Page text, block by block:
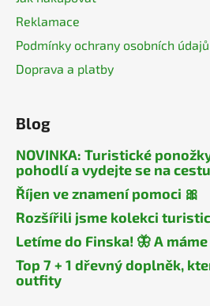
Reklamace
Podmínky ochrany osobních údajů
Doprava a platby
Blog
NOVINKA: Turistické
pohodlí a vydejte se na
Říjen ve znamení pomoci 🎀
Rozšířili jsme kolekci
Letíme do Finska! 🦋 A
Top 7 + 1 dřevný doplněk,
outfity